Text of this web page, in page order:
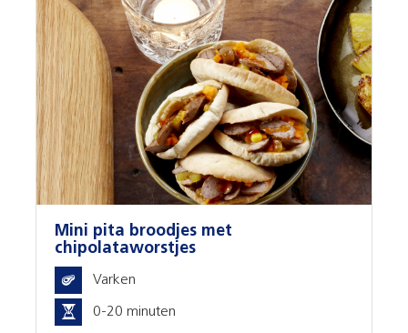
Mini pita broodjes met
chipolataworstjes
Varken
0-20 minuten